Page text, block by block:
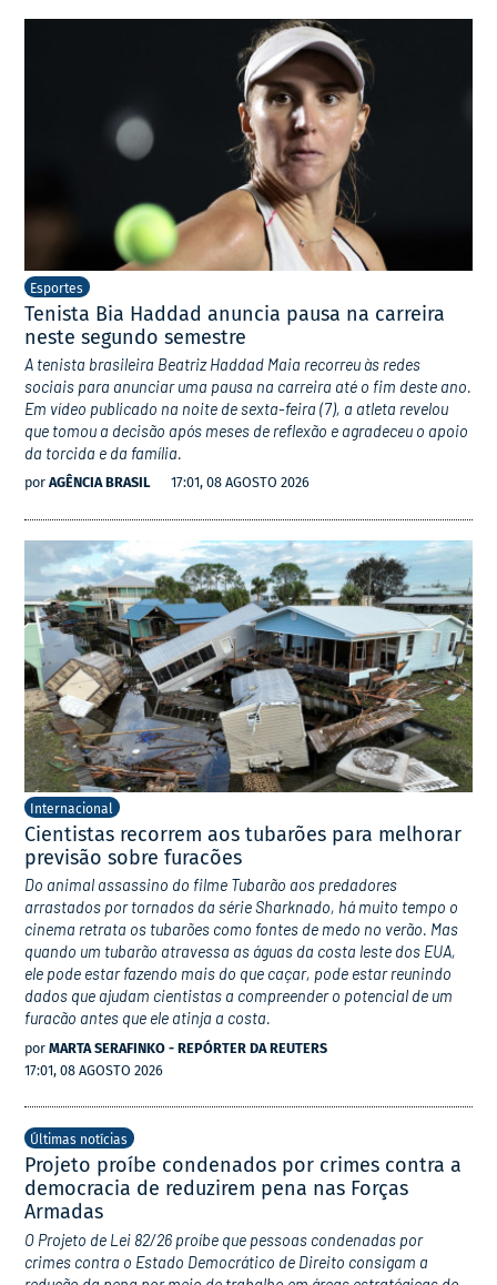
Esportes
Tenista Bia Haddad anuncia pausa na carreira
neste segundo semestre
A tenista brasileira Beatriz Haddad Maia recorreu às redes
sociais para anunciar uma pausa na carreira até o fim deste ano.
Em vídeo publicado na noite de sexta-feira (7), a atleta revelou
que tomou a decisão após meses de reflexão e agradeceu o apoio
da torcida e da família.
por AGÊNCIA BRASIL 17:01, 08 AGOSTO 2026
Internacional
Cientistas recorrem aos tubarões para melhorar
previsão sobre furacões
Do animal assassino do filme Tubarão aos predadores
arrastados por tornados da série Sharknado, há muito tempo o
cinema retrata os tubarões como fontes de medo no verão. Mas
quando um tubarão atravessa as águas da costa leste dos EUA,
ele pode estar fazendo mais do que caçar, pode estar reunindo
dados que ajudam cientistas a compreender o potencial de um
furacão antes que ele atinja a costa.
por MARTA SERAFINKO - REPÓRTER DA REUTERS
17:01, 08 AGOSTO 2026
Últimas notícias
Projeto proíbe condenados por crimes contra a
democracia de reduzirem pena nas Forças
Armadas
O Projeto de Lei 82/26 proíbe que pessoas condenadas por
crimes contra o Estado Democrático de Direito consigam a